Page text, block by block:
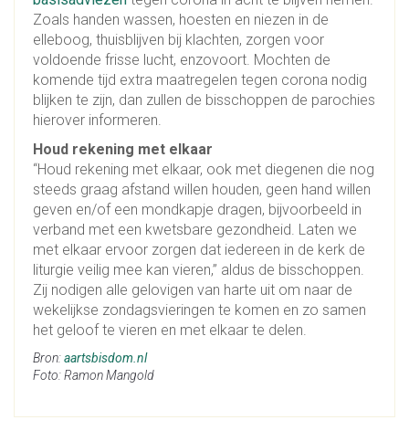
Zoals handen wassen, hoesten en niezen in de
elleboog, thuisblijven bij klachten, zorgen voor
voldoende frisse lucht, enzovoort. Mochten de
komende tijd extra maatregelen tegen corona nodig
blijken te zijn, dan zullen de bisschoppen de parochies
hierover informeren.
Houd rekening met elkaar
“Houd rekening met elkaar, ook met diegenen die nog
steeds graag afstand willen houden, geen hand willen
geven en/of een mondkapje dragen, bijvoorbeeld in
verband met een kwetsbare gezondheid. Laten we
met elkaar ervoor zorgen dat iedereen in de kerk de
liturgie veilig mee kan vieren,” aldus de bisschoppen.
Zij nodigen alle gelovigen van harte uit om naar de
wekelijkse zondagsvieringen te komen en zo samen
het geloof te vieren en met elkaar te delen.
Bron:aartsbisdom.nl
Foto: Ramon Mangold